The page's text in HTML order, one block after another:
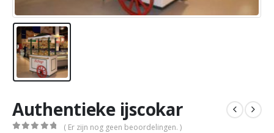
Authentieke ijscokar
( Er zijn nog geen beoordelingen. )